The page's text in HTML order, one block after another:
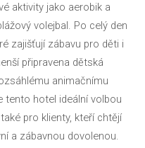
aktivity jako aerobik a
volejbal. Po celý den
zajišťují zábavu pro děti i
připravena dětská
animačnímu
tento hotel ideální volbou
pro klienty, kteří chtějí
a zábavnou dovolenou.